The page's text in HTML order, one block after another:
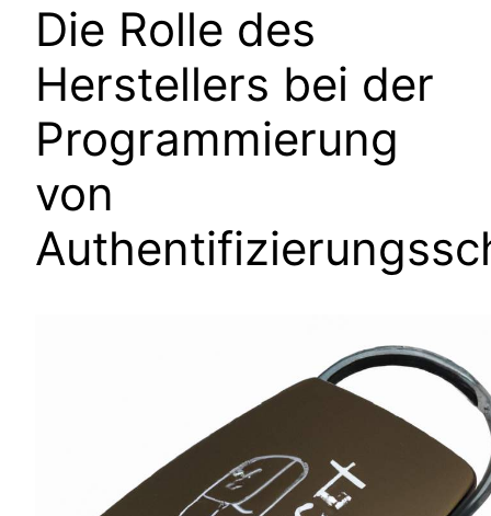
Die Rolle des
Herstellers bei der
Programmierung
von